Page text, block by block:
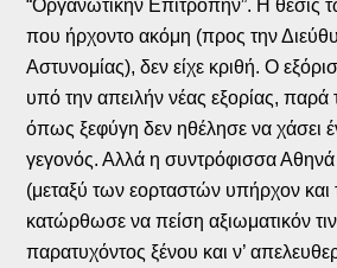
“Οργανωτικήν Επιτροπήν”. Η θέσις
που ήρχοντο ακόμη (προς την
Αστυνομίας), δεν είχε κριθή. Ο
υπό την απειλήν νέας εξορίας, παρά
όπως ξεφύγη δεν ηθέλησε να χάσει
γεγονός. Αλλά η συντρόφισσα Αθηνά
(μεταξύ των εορταστών υπήρχον και
κατώρθωσε να πείση αξιωματικόν
παρατυχόντος ξένου και ν’